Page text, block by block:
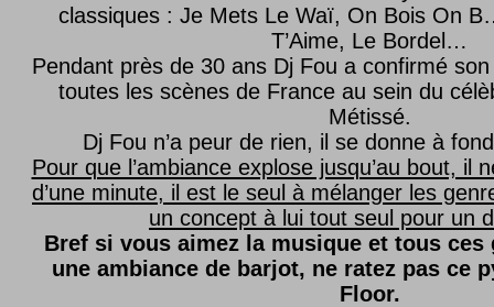
classiques : Je Mets Le Waï, On Bois On
T’Aime, Le Bordel…
Pendant près de 30 ans Dj Fou a confirmé son
toutes les scènes de France au sein du
Métissé.
Dj Fou n’a peur de rien, il se donne à
Pour que l’ambiance explose jusqu’au bout, il
d’une minute, il est le seul à mélanger les
un concept à lui tout seul pour un
Bref si vous aimez la musique et tous ces
une ambiance de barjot, ne ratez pas ce
Floor.